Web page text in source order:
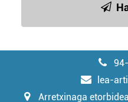
lea-
Arretxinaga